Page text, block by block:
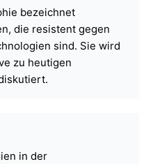
bezeichnet
die resistent gegen
sind. Sie wird
zu heutigen
in der